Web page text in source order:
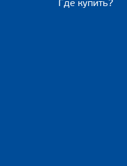
Где купить?